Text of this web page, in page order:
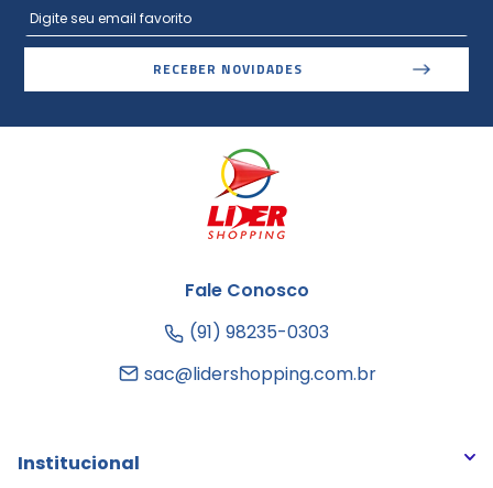
RECEBER NOVIDADES
Fale Conosco
(91) 98235-0303
sac@lidershopping.com.br
Institucional